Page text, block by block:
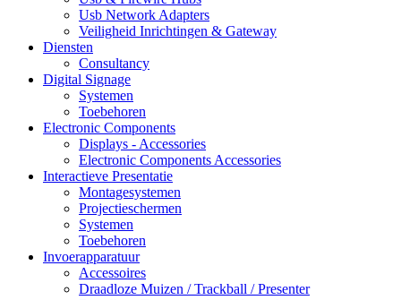
Usb Network Adapters
Veiligheid Inrichtingen & Gateway
Diensten
Consultancy
Digital Signage
Systemen
Toebehoren
Electronic Components
Displays - Accessories
Electronic Components Accessories
Interactieve Presentatie
Montagesystemen
Projectieschermen
Systemen
Toebehoren
Invoerapparatuur
Accessoires
Draadloze Muizen / Trackball / Presenter